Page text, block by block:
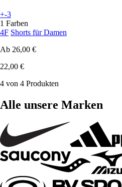
+-3
1 Farben
4F Shorts für Damen
Ab 26,00 €
22,00 €
4 von 4 Produkten
Alle unsere Marken